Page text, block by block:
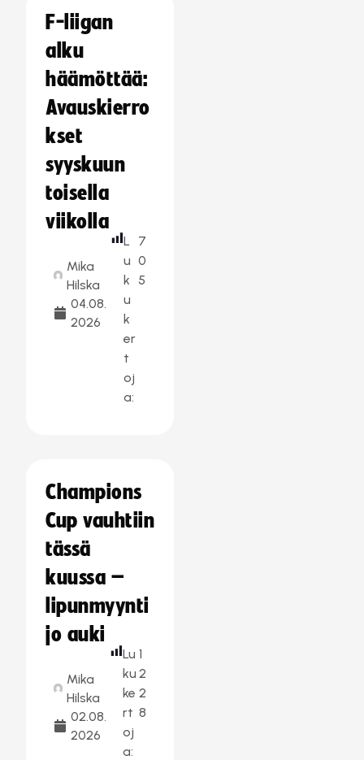
F-liigan
alku
häämöttää:
Avauskierro
kset
syyskuun
toisella
viikolla
Mika
Hilska
04.08.
2026
L
u
k
u
k
er
t
oj
a:
7
0
5
Champions
Cup vauhtiin
tässä
kuussa –
lipunmyynti
jo auki
Mika
Hilska
02.08.
2026
Lu
ku
ke
rt
oj
a:
1
2
2
8